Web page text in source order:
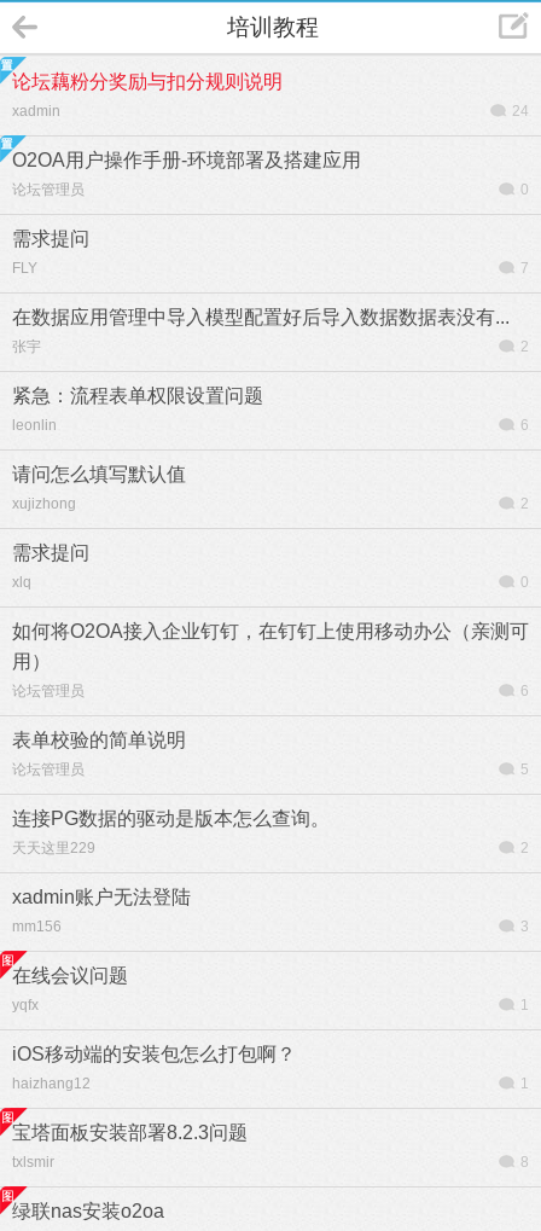
培训教程
论坛藕粉分奖励与扣分规则说明
xadmin 24
O2OA用户操作手册-环境部署及搭建应用
论坛管理员 0
需求提问
FLY 7
在数据应用管理中导入模型配置好后导入数据数据表没有...
张宇 2
紧急：流程表单权限设置问题
leonlin 6
请问怎么填写默认值
xujizhong 2
需求提问
xlq 0
如何将O2OA接入企业钉钉，在钉钉上使用移动办公（亲测可
用）
论坛管理员 6
表单校验的简单说明
论坛管理员 5
连接PG数据的驱动是版本怎么查询。
天天这里229 2
xadmin账户无法登陆
mm156 3
在线会议问题
yqfx 1
iOS移动端的安装包怎么打包啊？
haizhang12 1
宝塔面板安装部署8.2.3问题
txlsmir 8
绿联nas安装o2oa